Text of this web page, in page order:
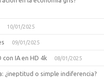
10/01/2025
09/01/2025
con IA en HD 4k 08/01/2025
¿ineptitud o simple indiferencia?